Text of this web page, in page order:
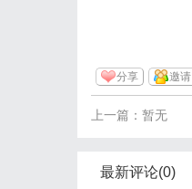
分享 邀请
上一篇：暂无
最新评论(0)